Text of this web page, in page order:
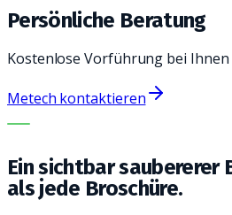
Persönliche Beratung
Kostenlose Vorführung bei
Metech kontaktieren
DIE RICHTIGE MASCHINE. DER
Ein sichtbar saubererer
als jede Broschüre.